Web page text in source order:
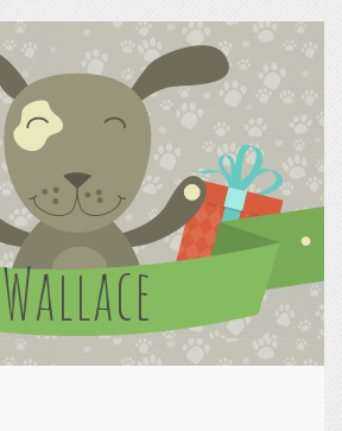
Wallace